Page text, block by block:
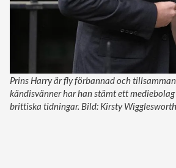
Prins Harry är fly förbannad och
kändisvänner har han stämt ett
brittiska tidningar. Bild: Kirsty